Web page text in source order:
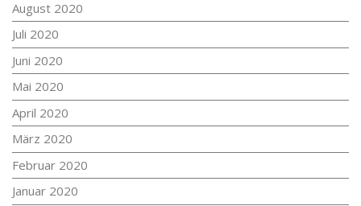
August 2020
Juli 2020
Juni 2020
Mai 2020
April 2020
März 2020
Februar 2020
Januar 2020